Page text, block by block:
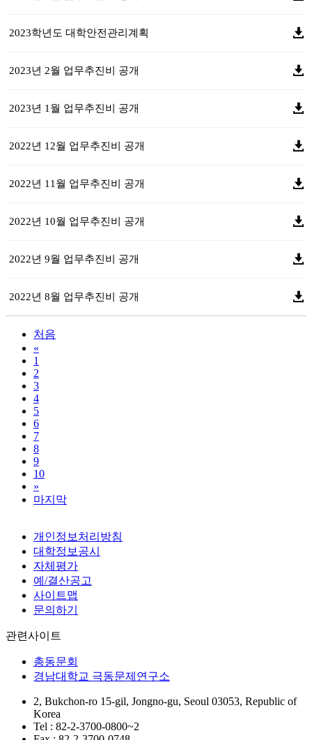
2023학년도 대학안전관리계획
2023년 2월 업무추진비 공개
2023년 1월 업무추진비 공개
2022년 12월 업무추진비 공개
2022년 11월 업무추진비 공개
2022년 10월 업무추진비 공개
2022년 9월 업무추진비 공개
2022년 8월 업무추진비 공개
처음
«
1
2
3
4
5
6
7
8
9
10
»
마지막
개인정보처리방침
대학정보공시
자체평가
예/결산공고
사이트맵
문의하기
관련사이트
총동문회
경남대학교 극동문제연구소
2, Bukchon-ro 15-gil, Jongno-gu, Seoul 03053, Republic of
Korea
Tel : 82-2-3700-0800~2